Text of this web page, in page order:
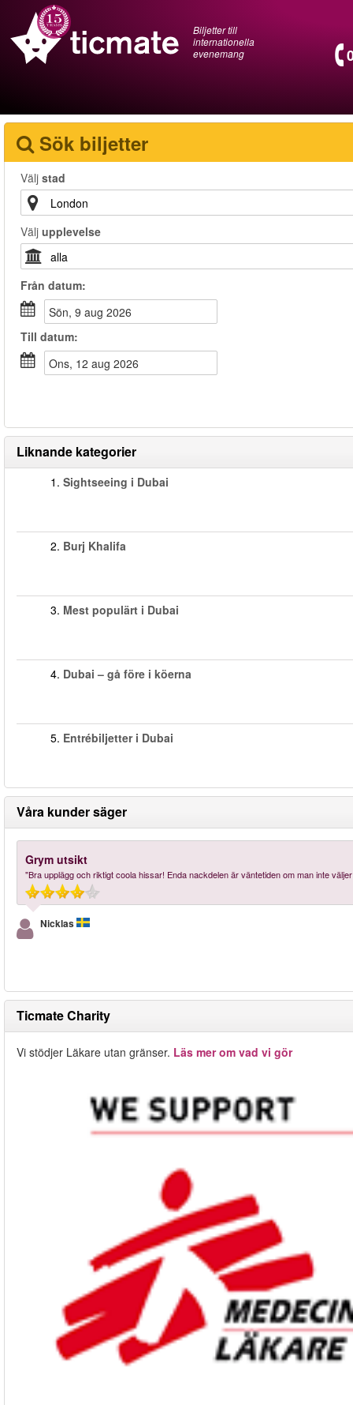
Biljetter till
internationella
evenemang
Sök biljetter
Välj stad
Välj upplevelse
Från datum:
sön, 9 aug 2026
Till datum:
ons, 12 aug 2026
Liknande kategorier
1. Sightseeing i Dubai
2. Burj Khalifa
3. Mest populärt i Dubai
4. Dubai – gå före i köerna
5. Entrébiljetter i Dubai
Våra kunder säger
Grym utsikt
"Bra upplägg och riktigt coola hissar! Enda nackdelen är väntetiden om man inte
Nicklas
Ticmate Charity
Vi stödjer Läkare utan gränser. Läs mer om vad vi gör